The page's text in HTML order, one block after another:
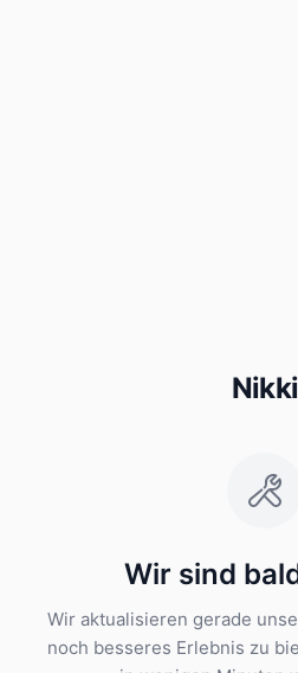
Nikki
Wir sind
Wir aktualisieren gerade
noch besseres Erlebnis zu